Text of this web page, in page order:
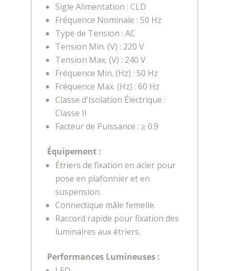
Sigle Alimentation : CLD
Fréquence Nominale : 50 Hz
Type de Tension : AC
Tension Min. (V) : 220 V
Tension Max. (V) : 240 V
Fréquence Min. (Hz) : 50 Hz
Fréquence Max. (Hz) : 60 Hz
Classe d'Isolation Électrique :
Classe II
Facteur de Puissance : ≥ 0.9
Équipement :
Étriers de fixation en acier pour
pose en plafonnier et en
suspension.
Connectique mâle femelle.
Raccord rapide pour fixation des
luminaires aux étriers.
Performances Lumineuses :